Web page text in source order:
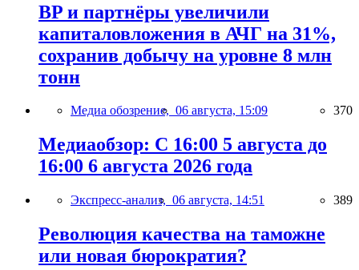
BP и партнёры увеличили
капиталовложения в АЧГ на 31%,
сохранив добычу на уровне 8 млн
тонн
Медиа обозрение, 06 августа, 15:09 370
Медиаобзор: С 16:00 5 августа до
16:00 6 августа 2026 года
Экспресс-анализ, 06 августа, 14:51 389
Революция качества на таможне
или новая бюрократия?